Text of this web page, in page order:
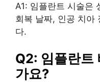
A1: 임플란트 시술은
회복 날짜, 인공 치아
다.
Q2: 임플란트
가요?